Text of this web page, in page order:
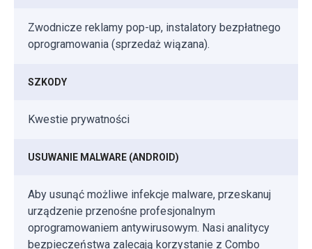
Zwodnicze reklamy pop-up, instalatory bezpłatnego
oprogramowania (sprzedaż wiązana).
SZKODY
Kwestie prywatności
USUWANIE MALWARE (ANDROID)
Aby usunąć możliwe infekcje malware, przeskanuj
urządzenie przenośne profesjonalnym
oprogramowaniem antywirusowym. Nasi analitycy
bezpieczeństwa zalecają korzystanie z Combo